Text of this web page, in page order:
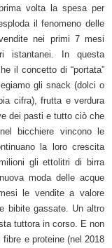
volta la spesa per
il fenomeno delle
nei primi 7 mesi
istantanei. In questa
il concetto di “portata”
gli snack (dolci o
cifra), frutta e verdura
dei pasti e tutto ciò che
bicchiere vincono le
la loro crescita
gli ettolitri di birra
moda delle acque
le vendite a valore
bibite gassate. Un altro
tuttora in corso. E non
e proteine (nel 2018